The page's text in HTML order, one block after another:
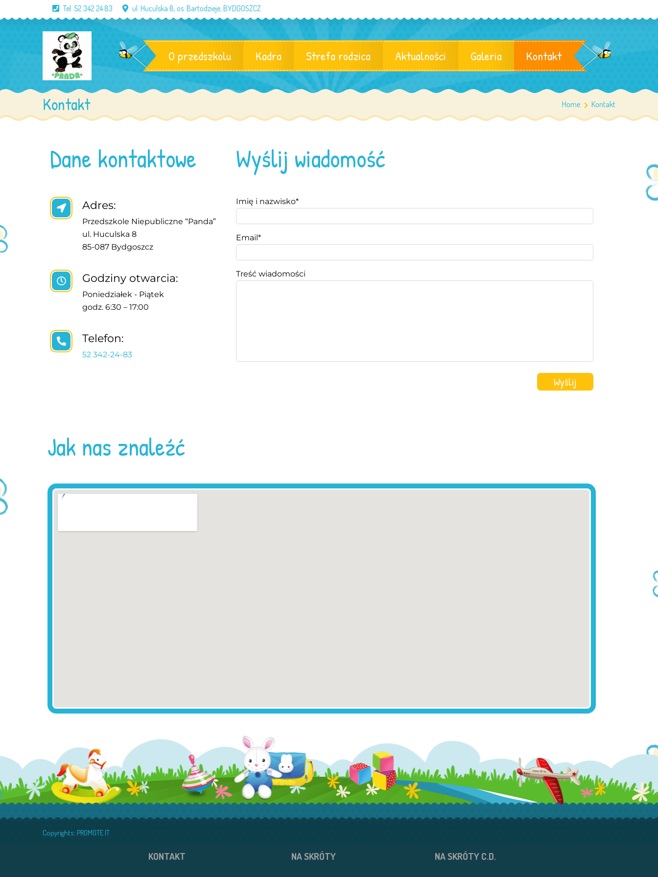
Tel. 52 342 24 83 ul. Huculska 8, os. Bartodzieje, BYDGOSZCZ
O przedszkolu Kadra Strefa rodzica Aktualności Galeria Kontakt
Kontakt Home Kontakt
Dane kontaktowe
Adres:
Przedszkole Niepubliczne “Panda”
ul. Huculska 8
85-087 Bydgoszcz
Godziny otwarcia:
Poniedziałek - Piątek
godz. 6:30 – 17:00
Telefon:
52 342-24-83
Wyślij wiadomość
Imię i nazwisko*
Email*
Treść wiadomości
Jak nas znaleźć
Copyrights: PROMOTE IT
KONTAKT NA SKRÓTY NA SKRÓTY C.D.